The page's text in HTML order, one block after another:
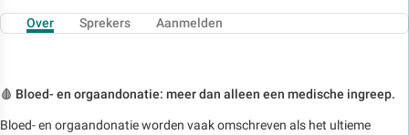
Over Sprekers Aanmelden
🩸 Bloed- en orgaandonatie: meer dan alleen een medische ingreep.
Bloed- en orgaandonatie worden vaak omschreven als het ultieme